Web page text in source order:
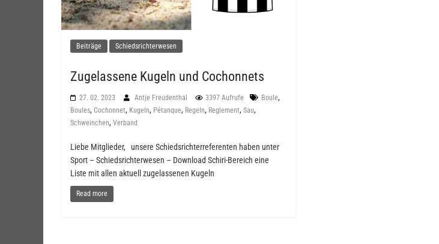
Beiträge Schiedsrichterwesen
Zugelassene Kugeln und Cochonnets
27. 02. 2023 Antje Freudenthal 3397 Aufrufe Boule,
Boules, Cochonnet, Kugeln, Pétanque, Regeln, Reglement, Sau,
Schweinchen, Verband
Liebe Mitglieder, unsere Schiedsrichterreferenten haben unter
Sport – Schiedsrichterwesen – Download Schiri-Bereich eine
Liste mit allen aktuell zugelassenen Kugeln
Read more